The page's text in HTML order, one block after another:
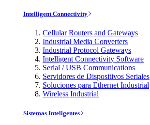
Intelligent Connectivity
Cellular Routers and Gateways
Industrial Media Converters
Industrial Protocol Gateways
Intelligent Connectivity Software
Serial / USB Communications
Servidores de Dispositivos Seriales
Soluciones para Ethernet Industrial
Wireless Industrial
Sistemas Inteligentes